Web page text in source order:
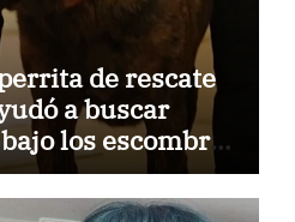
de rescate
a buscar
los escombros